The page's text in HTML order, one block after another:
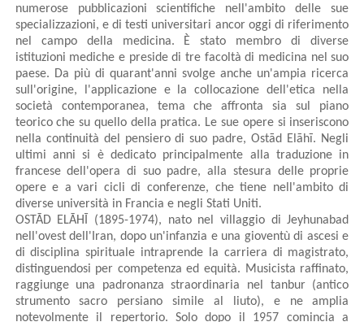
numerose pubblicazioni scientifiche nell'ambito delle sue
specializzazioni, e di testi universitari ancor oggi di riferimento
nel campo della medicina. È stato membro di diverse
istituzioni mediche e preside di tre facoltà di medicina nel suo
paese. Da più di quarant'anni svolge anche un'ampia ricerca
sull'origine, l'applicazione e la collocazione dell'etica nella
società contemporanea, tema che affronta sia sul piano
teorico che su quello della pratica. Le sue opere si inseriscono
nella continuità del pensiero di suo padre, Ostād Elāhī. Negli
ultimi anni si è dedicato principalmente alla traduzione in
francese dell'opera di suo padre, alla stesura delle proprie
opere e a vari cicli di conferenze, che tiene nell'ambito di
diverse università in Francia e negli Stati Uniti.
OSTĀD ELĀHĪ (1895-1974), nato nel villaggio di Jeyhunabad
nell'ovest dell'Iran, dopo un'infanzia e una gioventù di ascesi e
di disciplina spirituale intraprende la carriera di magistrato,
distinguendosi per competenza ed equità. Musicista raffinato,
raggiunge una padronanza straordinaria nel tanbur (antico
strumento sacro persiano simile al liuto), e ne amplia
notevolmente il repertorio. Solo dopo il 1957 comincia a